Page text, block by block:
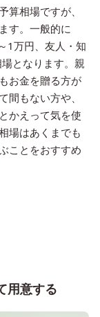
算相場ですが、
す。一般的に
1万円、友人・知
となります。親
お金を贈る方が
間もない方や、
かえって気を使
場はあくまでも
ことをおすすめ
用意する